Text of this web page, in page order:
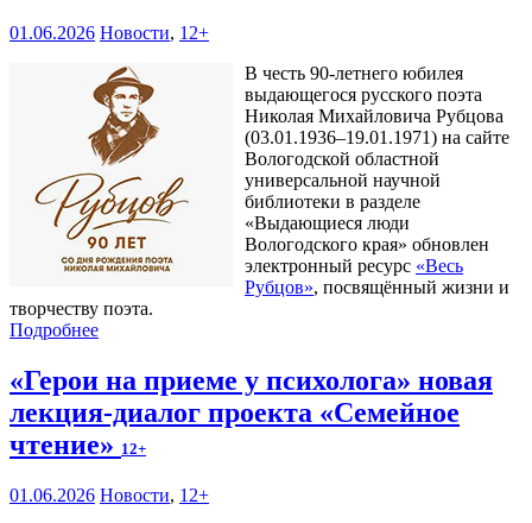
01.06.2026 Новости, 12+
В честь 90-летнего юбилея
выдающегося русского поэта
Николая Михайловича Рубцова
(03.01.1936–19.01.1971) на сайте
Вологодской областной
универсальной научной
библиотеки в разделе
«Выдающиеся люди
Вологодского края» обновлен
электронный ресурс «Весь
Рубцов», посвящённый жизни и
творчеству поэта.
Подробнее
«Герои на приеме у психолога» новая
лекция-диалог проекта «Семейное
чтение» 12+
01.06.2026 Новости, 12+